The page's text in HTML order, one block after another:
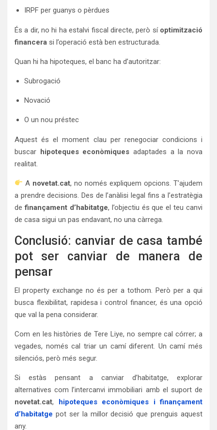
IRPF per guanys o pèrdues
És a dir, no hi ha estalvi fiscal directe, però sí optimització
financera si l’operació està ben estructurada.
Quan hi ha hipoteques, el banc ha d’autoritzar:
Subrogació
Novació
O un nou préstec
Aquest és el moment clau per renegociar condicions i
buscar hipoteques econòmiques adaptades a la nova
realitat.
A novetat.cat, no només expliquem opcions. T’ajudem
a prendre decisions. Des de l’anàlisi legal fins a l’estratègia
definançament d’habitatge, l’objectiu és que el teu canvi
de casa sigui un pas endavant, no una càrrega.
Conclusió: canviar de casa també
pot ser canviar de manera de
pensar
El property exchange no és per a tothom. Però per a qui
busca flexibilitat, rapidesa i control financer, és una opció
que val la pena considerar.
Com en les històries de Tere Liye, no sempre cal córrer; a
vegades, només cal triar un camí diferent. Un camí més
silenciós, però més segur.
Si estàs pensant a canviar d’habitatge, explorar
alternatives com l’intercanvi immobiliari amb el suport de
novetat.cat, hipoteques econòmiques i finançament
d’habitatge pot ser la millor decisió que prenguis aquest
any.